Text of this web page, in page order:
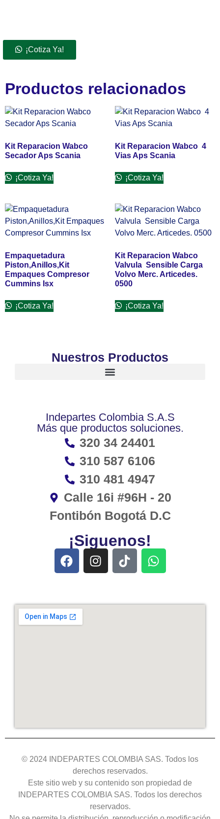
¡Cotiza Ya!
Productos relacionados
Kit Reparacion Wabco
Secador Aps Scania
¡Cotiza Ya!
Kit Reparacion Wabco 4
Vias Aps Scania
¡Cotiza Ya!
Empaquetadura
Piston,Anillos,Kit
Empaques Compresor
Cummins Isx
¡Cotiza Ya!
Kit Reparacion Wabco
Valvula Sensible Carga
Volvo Merc. Articedes.
0500
¡Cotiza Ya!
Nuestros Productos
Indepartes Colombia S.A.S
Más que productos soluciones.
320 34 24401
310 587 6106
310 481 4947
Calle 16i #96H - 20
Fontibón Bogotá D.C
¡Siguenos!
© 2024 INDEPARTES COLOMBIA SAS. Todos los
derechos reservados.
Este sitio web y su contenido son propiedad de
INDEPARTES COLOMBIA SAS. Todos los derechos
reservados.